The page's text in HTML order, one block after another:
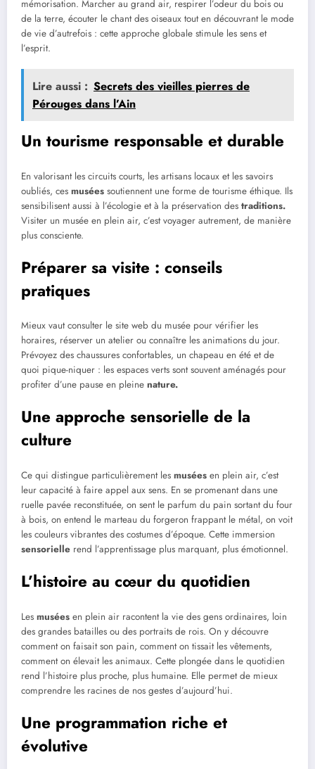
mémorisation. Marcher au grand air, respirer l’odeur du bois ou
de la terre, écouter le chant des oiseaux tout en découvrant le mode
de vie d’autrefois : cette approche globale stimule les sens et
l’esprit.
Lire aussi : Secrets des vieilles pierres de
Pérouges dans l’Ain
Un tourisme responsable et durable
En valorisant les circuits courts, les artisans locaux et les savoirs
oubliés, ces musées soutiennent une forme de tourisme éthique. Ils
sensibilisent aussi à l’écologie et à la préservation des traditions.
Visiter un musée en plein air, c’est voyager autrement, de manière
plus consciente.
Préparer sa visite : conseils
pratiques
Mieux vaut consulter le site web du musée pour vérifier les
horaires, réserver un atelier ou connaître les animations du jour.
Prévoyez des chaussures confortables, un chapeau en été et de
quoi pique-niquer : les espaces verts sont souvent aménagés pour
profiter d’une pause en pleine nature.
Une approche sensorielle de la
culture
Ce qui distingue particulièrement les musées en plein air, c’est
leur capacité à faire appel aux sens. En se promenant dans une
ruelle pavée reconstituée, on sent le parfum du pain sortant du four
à bois, on entend le marteau du forgeron frappant le métal, on voit
les couleurs vibrantes des costumes d’époque. Cette immersion
sensorielle rend l’apprentissage plus marquant, plus émotionnel.
L’histoire au cœur du quotidien
Les musées en plein air racontent la vie des gens ordinaires, loin
des grandes batailles ou des portraits de rois. On y découvre
comment on faisait son pain, comment on tissait les vêtements,
comment on élevait les animaux. Cette plongée dans le quotidien
rend l’histoire plus proche, plus humaine. Elle permet de mieux
comprendre les racines de nos gestes d’aujourd’hui.
Une programmation riche et
évolutive